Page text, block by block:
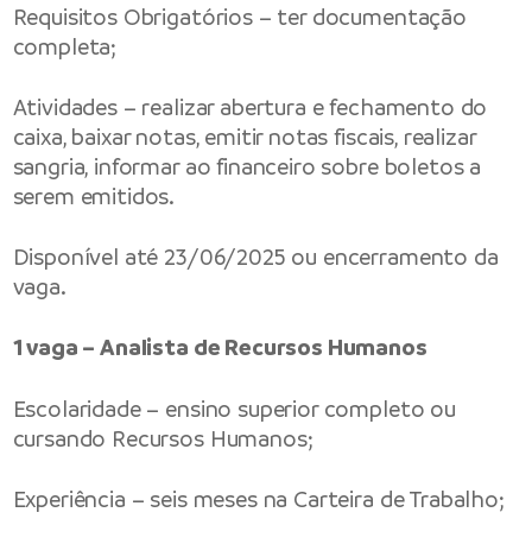
Requisitos Obrigatórios – ter documentação
completa;
Atividades – realizar abertura e fechamento do
caixa, baixar notas, emitir notas fiscais, realizar
sangria, informar ao financeiro sobre boletos a
serem emitidos.
Disponível até 23/06/2025 ou encerramento da
vaga.
1 vaga – Analista de Recursos Humanos
Escolaridade – ensino superior completo ou
cursando Recursos Humanos;
Experiência – seis meses na Carteira de Trabalho;